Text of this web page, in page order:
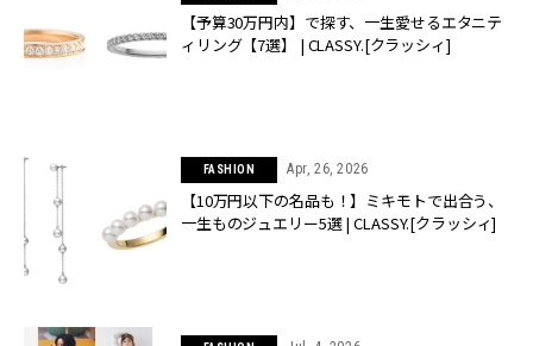
【予算30万円内】で探す、一生愛せるエタニテ
ィリング【7選】 | CLASSY.[クラッシィ]
FASHION Apr, 26, 2026
【10万円以下の名品も！】ミキモトで出合う、
一生ものジュエリー5選 | CLASSY.[クラッシィ]